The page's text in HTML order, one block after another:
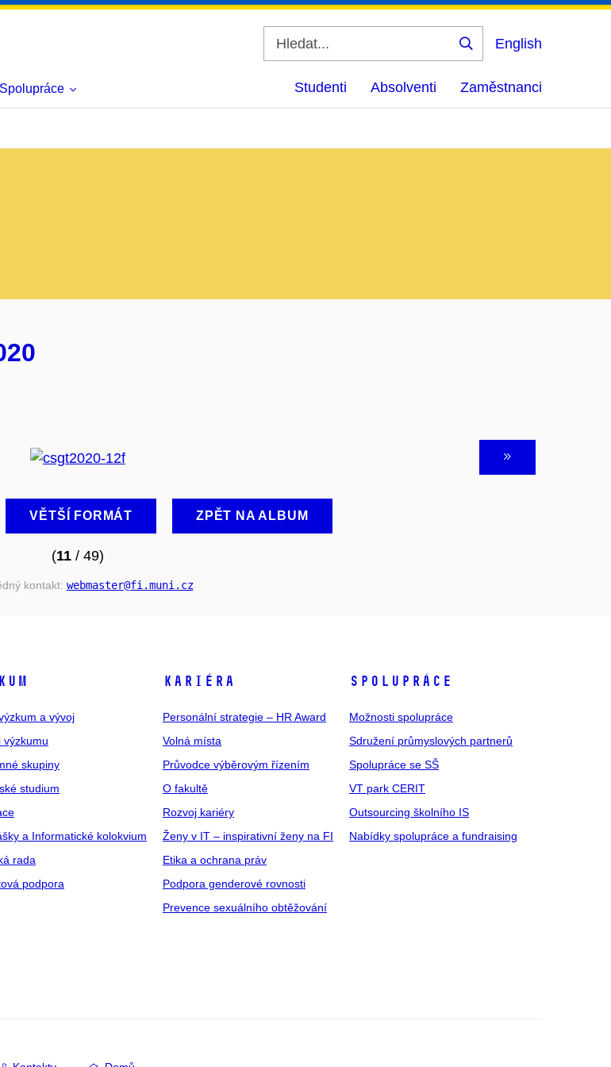
Vyhledat
English
Spolupráce Studenti Absolventi Zaměstnanci
VĚTŠÍ FORMÁT ZPĚT NA ALBUM
(11 / 49)
kontakt: webmaster@fi .muni .cz
a vývoj
výzkumu
skupiny
studium
a Informatické kolokvium
rada
podpora
KARIÉRA
Personální strategie – HR Award
Volná místa
Průvodce výběrovým řízením
O fakultě
Rozvoj kariéry
Ženy v IT – inspirativní ženy na FI
Etika a ochrana práv
Podpora genderové rovnosti
Prevence sexuálního obtěžování
SPOLUPRÁCE
Možnosti spolupráce
Sdružení průmyslových partnerů
Spolupráce se SŠ
VT park CERIT
Outsourcing školního IS
Nabídky spolupráce a fundraising